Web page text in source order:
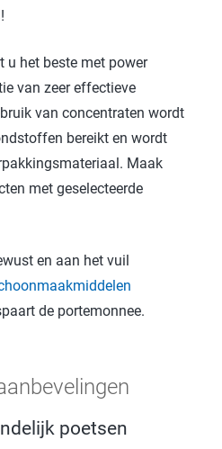
u het beste met power
van zeer effectieve
van concentraten wordt
bereikt en wordt
Maak
met geselecteerde
en aan het vuil
de portemonnee.
poetsen